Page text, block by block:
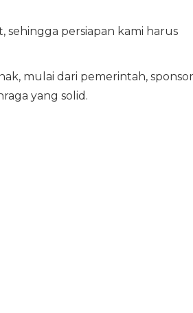
sehingga persiapan kami harus
mulai dari pemerintah,
yang solid.